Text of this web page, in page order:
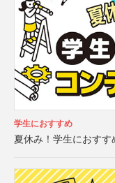
学生におすすめ
夏休み！学生におすす